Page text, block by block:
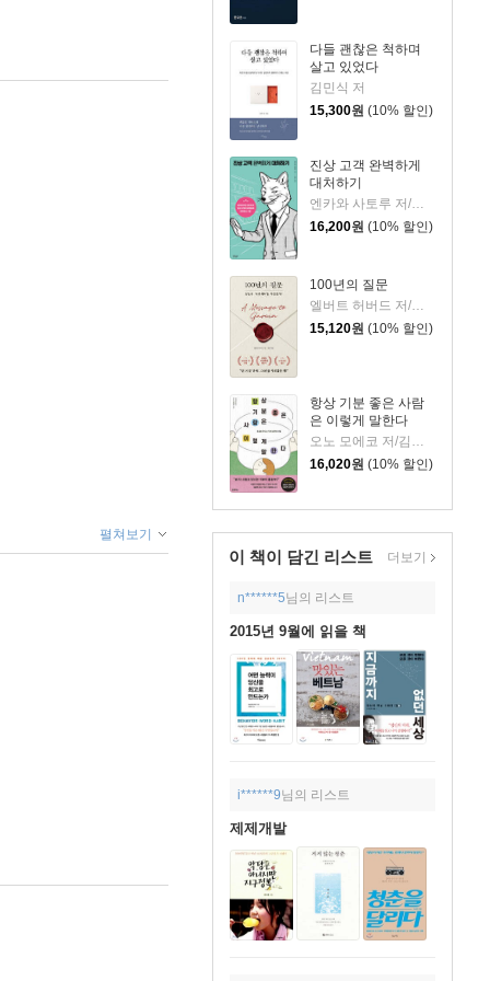
다들 괜찮은 척하며
살고 있었다
김민식 저
15,300원 (10% 할인)
진상 고객 완벽하게
대처하기
엔카와 사토루 저/이주 역
16,200원 (10% 할인)
100년의 질문
엘버트 허버드 저/충희 편
15,120원 (10% 할인)
항상 기분 좋은 사람
은 이렇게 말한다
16,020원 (10% 할인)
이 책이 담긴 리스트 더보기
n******5님의 리스트
2015년 9월에 읽을 책
i******9님의 리스트
제제개발
펼쳐보기